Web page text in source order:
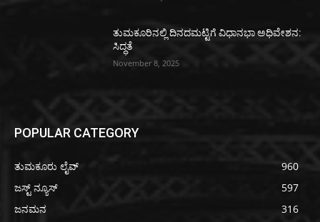
ತುಮಕೂರಿನಲ್ಲಿ ದಿನದಮಟ್ಟಿಗೆ ವಿಧಾನಭಾ ಅಧಿವೇಶನ:
ಸಿದ್ಧತೆ
November 8, 2025
POPULAR CATEGORY
ತುಮಕೂರು ಲೈವ್
960
ಜಸ್ಟ್ ನ್ಯೂಸ್
597
ಜನಮನ
316